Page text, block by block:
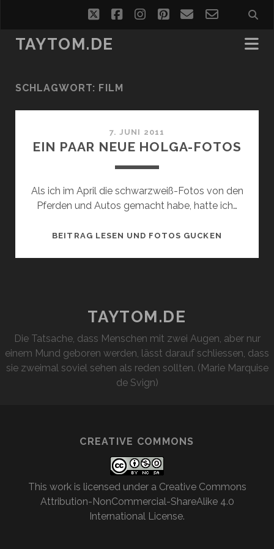
twitterfacebookinstagram
pinterest
emailemail-
form
TAYTOM.DE
SCHLAGWORT: FILM
7. JUNI 2011
EIN PAAR NEUE HOLGA-FOTOS
Als ich im April die schwarzweiß-Fotos von den
Pferden und Autos gemacht habe, hatte ich…
BEITRAG LESEN UND FOTOS GUCKEN
TAYTOM.DE
Die Tatsache, dass Menschen mit zwei Augen, aber nur
einem Mund geboren werden, lässt darauf schliessen, dass
sie zweimal soviel sehen als reden sollten. (Marie Marquise
de Svign)
CREATIVE COMMONS
This work is licensed under a Creative Commons
Attribution-NonCommercial-ShareAlike 4.0
International License.